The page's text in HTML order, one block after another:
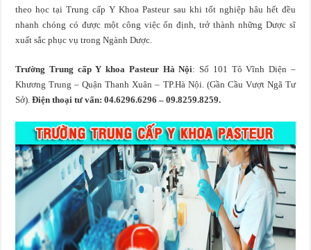
theo học tại Trung cấp Y Khoa Pasteur sau khi tốt nghiệp hâu hết đều
nhanh chóng có được một công việc ổn định, trở thành những Dược sĩ
xuất sắc phục vụ trong Ngành Dược.
Trường Trung cấp Y khoa Pasteur Hà Nội: Số 101 Tô Vĩnh Diện –
Khương Trung – Quận Thanh Xuân – TP.Hà Nội. (Gần Cầu Vượt Ngã Tư
Sở).Điện thoại tư vấn: 04.6296.6296 – 09.8259.8259.